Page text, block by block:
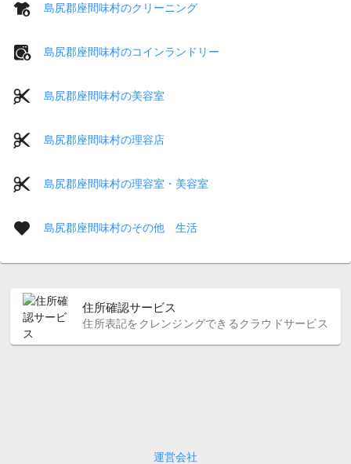
島尻郡座間味村のクリーニング
島尻郡座間味村のコインランドリー
島尻郡座間味村の美容室
島尻郡座間味村の理容店
島尻郡座間味村の理容室・美容室
島尻郡座間味村のその他 生活
住所確認サービス
住所表記をクレンジングできるクラウドサービス
運営会社